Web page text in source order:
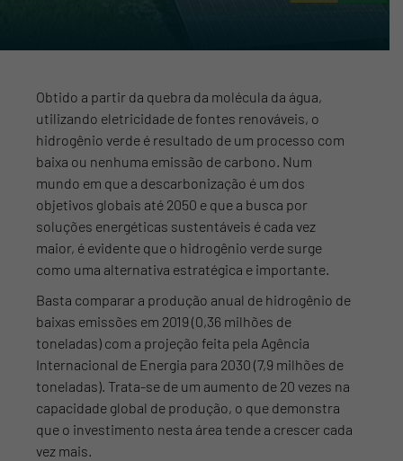
Obtido a partir da quebra da molécula da água,
utilizando eletricidade de fontes renováveis, o
hidrogênio verde é resultado de um processo com
baixa ou nenhuma emissão de carbono. Num
mundo em que a descarbonização é um dos
objetivos globais até 2050 e que a busca por
soluções energéticas sustentáveis é cada vez
maior, é evidente que o hidrogênio verde surge
como uma alternativa estratégica e importante.
Basta comparar a produção anual de hidrogênio de
baixas emissões em 2019 (0,36 milhões de
toneladas) com a projeção feita pela Agência
Internacional de Energia para 2030 (7,9 milhões de
toneladas). Trata-se de um aumento de 20 vezes na
capacidade global de produção, o que demonstra
que o investimento nesta área tende a crescer cada
vez mais.